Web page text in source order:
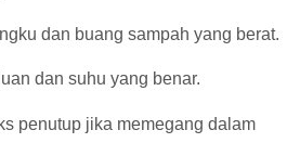
dan buang sampah yang berat.
dan suhu yang benar.
penutup jika memegang dalam